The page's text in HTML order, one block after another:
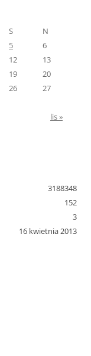
S
N
5
6
12
13
19
20
26
27
lis »
3188348
152
3
16 kwietnia 2013